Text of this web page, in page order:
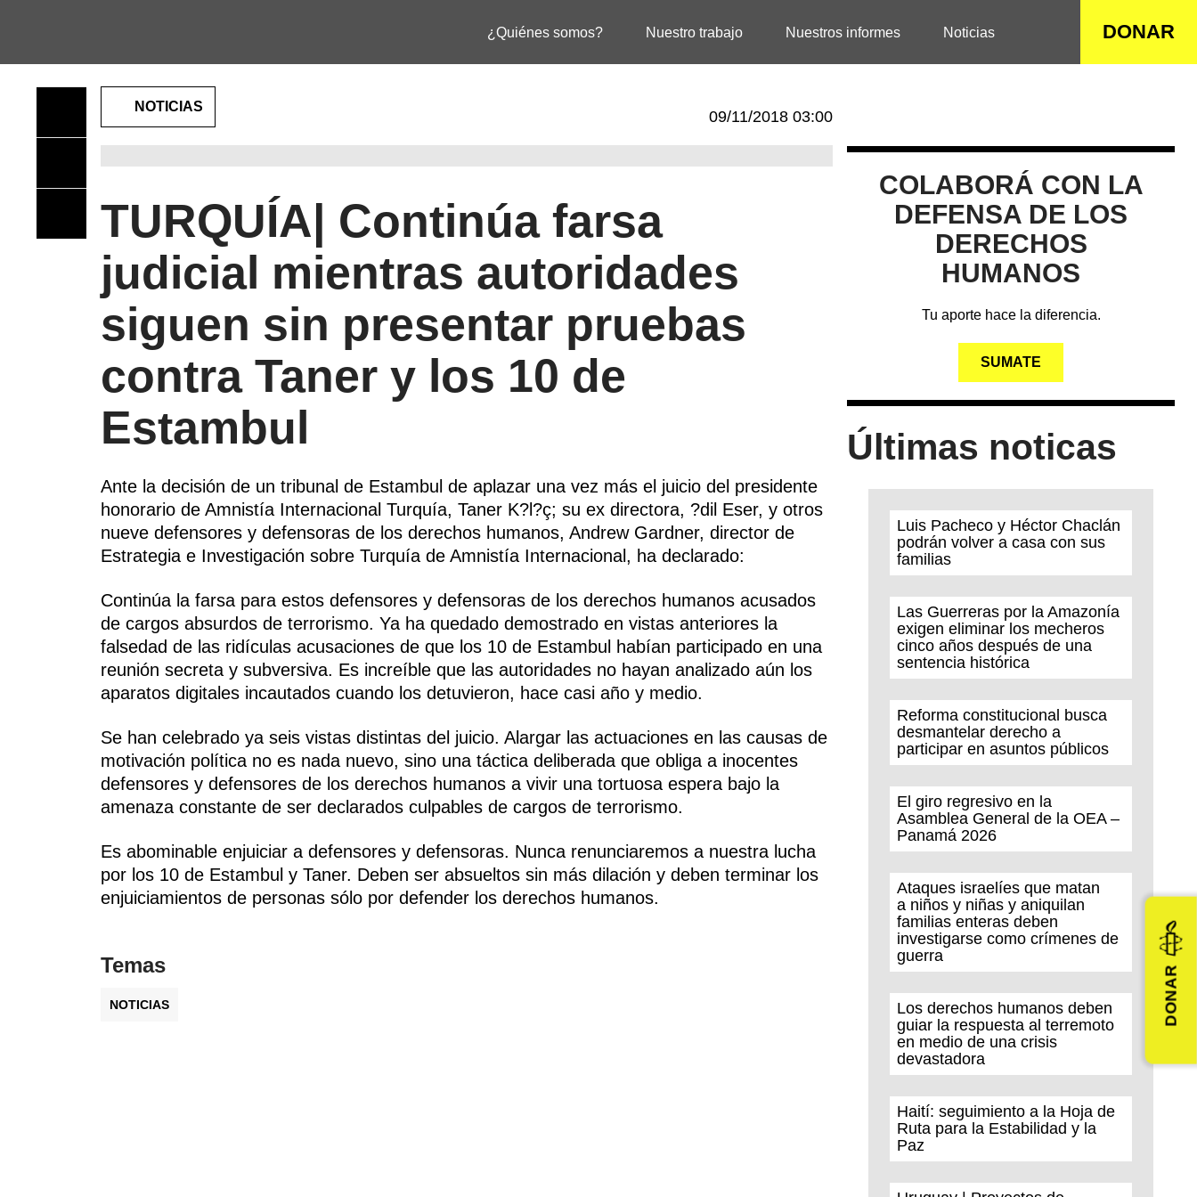
¿Quiénes somos? Nuestro trabajo Nuestros informes Noticias DONAR
NOTICIAS
09/11/2018 03:00
TURQUÍA| Continúa farsa
judicial mientras autoridades
siguen sin presentar pruebas
contra Taner y los 10 de
Estambul
Ante la decisión de un tribunal de Estambul de aplazar una vez más el juicio del presidente
honorario de Amnistía Internacional Turquía, Taner K?l?ç; su ex directora, ?dil Eser, y otros
nueve defensores y defensoras de los derechos humanos, Andrew Gardner, director de
Estrategia e Investigación sobre Turquía de Amnistía Internacional, ha declarado:
Continúa la farsa para estos defensores y defensoras de los derechos humanos acusados
de cargos absurdos de terrorismo. Ya ha quedado demostrado en vistas anteriores la
falsedad de las ridículas acusaciones de que los 10 de Estambul habían participado en una
reunión secreta y subversiva. Es increíble que las autoridades no hayan analizado aún los
aparatos digitales incautados cuando los detuvieron, hace casi año y medio.
Se han celebrado ya seis vistas distintas del juicio. Alargar las actuaciones en las causas de
motivación política no es nada nuevo, sino una táctica deliberada que obliga a inocentes
defensores y defensores de los derechos humanos a vivir una tortuosa espera bajo la
amenaza constante de ser declarados culpables de cargos de terrorismo.
Es abominable enjuiciar a defensores y defensoras. Nunca renunciaremos a nuestra lucha
por los 10 de Estambul y Taner. Deben ser absueltos sin más dilación y deben terminar los
enjuiciamientos de personas sólo por defender los derechos humanos.
Temas
NOTICIAS
COLABORÁ CON LA
DEFENSA DE LOS
DERECHOS
HUMANOS
Tu aporte hace la diferencia.
SUMATE
Últimas noticas
Luis Pacheco y Héctor Chaclán
podrán volver a casa con sus
familias
Las Guerreras por la Amazonía
exigen eliminar los mecheros
cinco años después de una
sentencia histórica
Reforma constitucional busca
desmantelar derecho a
participar en asuntos públicos
El giro regresivo en la
Asamblea General de la OEA –
Panamá 2026
Ataques israelíes que matan
a niños y niñas y aniquilan
familias enteras deben
investigarse como crímenes de
guerra
Los derechos humanos deben
guiar la respuesta al terremoto
en medio de una crisis
devastadora
Haití: seguimiento a la Hoja de
Ruta para la Estabilidad y la
Paz
DONAR